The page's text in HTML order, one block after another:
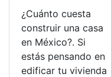
¿Cuánto cuesta
construir una casa
en México?. Si
estás pensando en
edificar tu vivienda